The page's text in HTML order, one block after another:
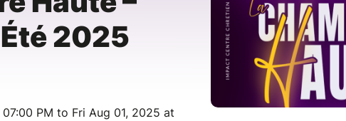
2025
PM to Fri Aug 01, 2025 at